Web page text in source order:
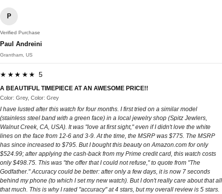
P
Verified Purchase
Paul Andreini
Grantham, US
★★★★★ 5
A BEAUTIFUL TIMEPIECE AT AN AWESOME PRICE!!
Color: Grey, Color: Grey
I have lusted after this watch for four months. I first tried on a similar model
(stainless steel band with a green face) in a local jewelry shop (Spitz Jewlers,
Walnut Creek, CA, USA). It was "love at first sight," even if I didn't love the white
lines on the face from 12-6 and 3-9. At the time, the MSRP was $775. The MSRP
has since increased to $795. But I bought this beauty on Amazon.com for only
$524.99; after applying the cash-back from my Prime credit card, this watch costs
only $498.75. This was "the offer that I could not refuse," to quote from "The
Godfather." Accuracy could be better: after only a few days, it is now 7 seconds
behind my phone (to which I set my new watch). But I don't really care about that all
that much. This is why I rated "accuracy" at 4 stars, but my overall review is 5 stars.